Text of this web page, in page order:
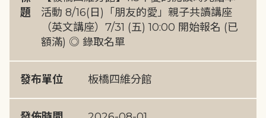
題
活動 8/16(日)「朋友的愛」親子共讀講座
（英文講座）7/31 (五) 10:00 開始報名 (已
額滿) ◎ 錄取名單
發布單位 板橋四維分館